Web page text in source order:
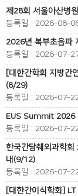
제28회 서울아산병
등록일 : 2026-08-
2026년 복부초음파
등록일 : 2026-07-
[대한간학회 지방
(8/29)
등록일 : 2026-07-
EUS Summit 2026
등록일 : 2026-07-
한국간담췌외과학
내(9/12)
등록일 : 2026-07-
[대한간이식학회]